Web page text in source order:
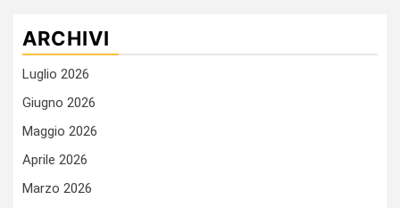
ARCHIVI
Luglio 2026
Giugno 2026
Maggio 2026
Aprile 2026
Marzo 2026